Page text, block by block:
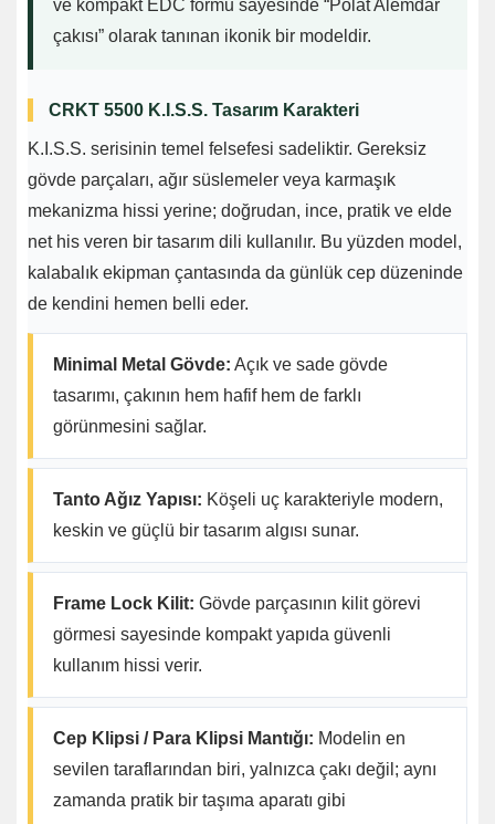
ve kompakt EDC formu sayesinde “Polat Alemdar
çakısı” olarak tanınan ikonik bir modeldir.
CRKT 5500 K.I.S.S. Tasarım Karakteri
K.I.S.S. serisinin temel felsefesi sadeliktir. Gereksiz
gövde parçaları, ağır süslemeler veya karmaşık
mekanizma hissi yerine; doğrudan, ince, pratik ve elde
net his veren bir tasarım dili kullanılır. Bu yüzden model,
kalabalık ekipman çantasında da günlük cep düzeninde
de kendini hemen belli eder.
Minimal Metal Gövde: Açık ve sade gövde
tasarımı, çakının hem hafif hem de farklı
görünmesini sağlar.
Tanto Ağız Yapısı: Köşeli uç karakteriyle modern,
keskin ve güçlü bir tasarım algısı sunar.
Frame Lock Kilit: Gövde parçasının kilit görevi
görmesi sayesinde kompakt yapıda güvenli
kullanım hissi verir.
Cep Klipsi / Para Klipsi Mantığı: Modelin en
sevilen taraflarından biri, yalnızca çakı değil; aynı
zamanda pratik bir taşıma aparatı gibi